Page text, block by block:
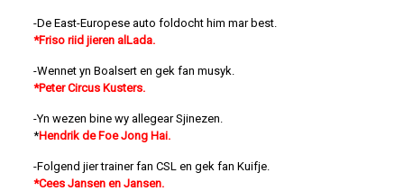
-De East-Europese auto foldocht him mar best.
*Friso riid jieren alLada.
-Wennet yn Boalsert en gek fan musyk.
*Peter Circus Kusters.
-Yn wezen bine wy allegear Sjinezen.
*Hendrik de Foe Jong Hai.
-Folgend jier trainer fan CSL en gek fan Kuifje.
*Cees Jansen en Jansen.